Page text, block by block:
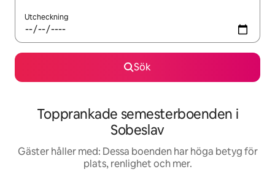
Utcheckning
Sök
Topprankade semesterboenden i
Sobeslav
Gäster håller med: Dessa boenden har höga betyg för
plats, renlighet och mer.